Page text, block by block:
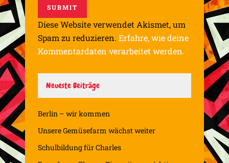
Diese Website verwendet Akismet, um
Spam zu reduzieren. Erfahre, wie deine
Kommentardaten verarbeitet werden.
Neueste Beiträge
Berlin – wir kommen
Unsere Gemüsefarm wächst weiter
Schulbildung für Charles